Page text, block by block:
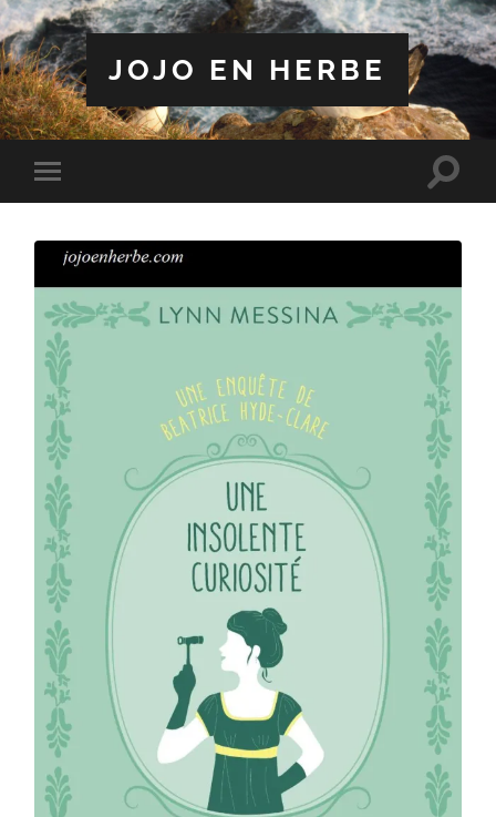
JOJO EN HERBE
Toggle
mobile
Toggle